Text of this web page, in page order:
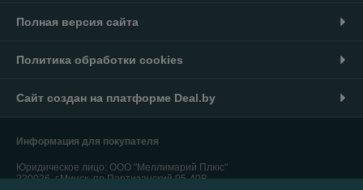
Полная версия сайта
Политика обработки cookies
Сайт создан на платформе Deal.by
Информация для покупателя
Юридическое лицо: ООО "Меллимарий Плюс"
220026, г.Минск, пр.Партизанский,95-40В